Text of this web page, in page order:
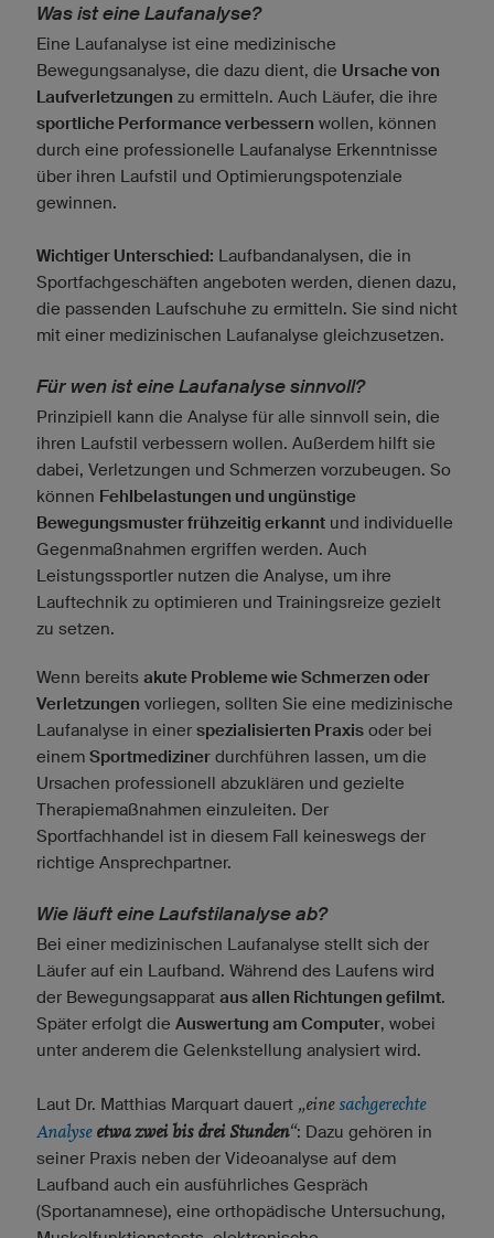
Was ist eine Laufanalyse?
Eine Laufanalyse ist eine medizinische
Bewegungsanalyse, die dazu dient, die Ursache von
Laufverletzungen zu ermitteln. Auch Läufer, die ihre
sportliche Performance verbessern wollen, können
durch eine professionelle Laufanalyse Erkenntnisse
über ihren Laufstil und Optimierungspotenziale
gewinnen.
Wichtiger Unterschied: Laufbandanalysen, die in
Sportfachgeschäften angeboten werden, dienen dazu,
die passenden Laufschuhe zu ermitteln. Sie sind nicht
mit einer medizinischen Laufanalyse gleichzusetzen.
Für wen ist eine Laufanalyse sinnvoll?
Prinzipiell kann die Analyse für alle sinnvoll sein, die
ihren Laufstil verbessern wollen. Außerdem hilft sie
dabei, Verletzungen und Schmerzen vorzubeugen. So
können Fehlbelastungen und ungünstige
Bewegungsmuster frühzeitig erkannt und individuelle
Gegenmaßnahmen ergriffen werden. Auch
Leistungssportler nutzen die Analyse, um ihre
Lauftechnik zu optimieren und Trainingsreize gezielt
zu setzen.
Wenn bereits akute Probleme wie Schmerzen oder
Verletzungen vorliegen, sollten Sie eine medizinische
Laufanalyse in einer spezialisierten Praxis oder bei
einem Sportmediziner durchführen lassen, um die
Ursachen professionell abzuklären und gezielte
Therapiemaßnahmen einzuleiten. Der
Sportfachhandel ist in diesem Fall keineswegs der
richtige Ansprechpartner.
Wie läuft eine Laufstilanalyse ab?
Bei einer medizinischen Laufanalyse stellt sich der
Läufer auf ein Laufband. Während des Laufens wird
der Bewegungsapparat aus allen Richtungen gefilmt.
Später erfolgt die Auswertung am Computer, wobei
unter anderem die Gelenkstellung analysiert wird.
Laut Dr. Matthias Marquart dauert „eine sachgerechte
Analyse etwa zwei bis drei Stunden“: Dazu gehören in
seiner Praxis neben der Videoanalyse auf dem
Laufband auch ein ausführliches Gespräch
(Sportanamnese), eine orthopädische Untersuchung,